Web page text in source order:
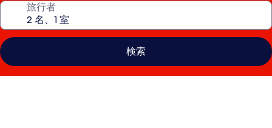
旅行者
検索